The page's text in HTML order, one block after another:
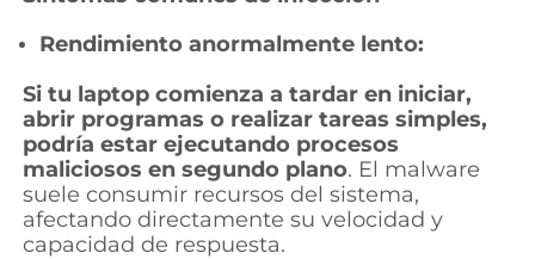
Rendimiento anormalmente lento:
Si tu laptop comienza a tardar en iniciar,
abrir programas o realizar tareas simples,
podría estar ejecutando procesos
maliciosos en segundo plano. El malware
suele consumir recursos del sistema,
afectando directamente su velocidad y
capacidad de respuesta.